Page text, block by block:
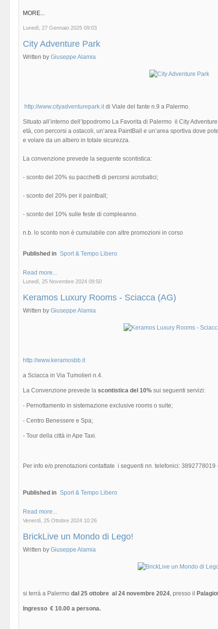
MORE...
Lunedì, 27 Gennaio 2025 09:03
City Adventure Park
Written by Giuseppe Alamia
http://www.cityadventurepark.itdi Viale del fante n.9 a Palermo.
Situato all’interno dell’Ippodromo La Favorita di Palermo il City
età, con percorsi a ostacoli, un’area PaintBall e un’area sportiva dove
e volare da un albero in totale sicurezza.
La convenzione prevede la seguente scontistica:
- sconto del 20% su pacchetti di percorsi acrobatici;
- sconto del 20% per il paintball;
- sconto del 10% sulle feste di compleanno.
n.b. lo sconto non è cumulabile con altre promozioni in corso
Published in Sport & Tempo Libero
Read more...
Lunedì, 25 Novembre 2024 09:50
Keramos Luxury Rooms - Sciacca (AG)
Written by Giuseppe Alamia
http://www.keramosbb.it
a Sciacca in Via Tumolieri n.4.
La Convenzione prevede la scontistica del 10% sui seguenti servizi:
- Pernottamento in sistemazione exclusive rooms o suite;
- Centro Benessere e Spa;
- Tour della città in Ape Taxi.
Per info e/o prenotazioni contattate i seguenti nn. telefonici: 3892778019
Published in Sport & Tempo Libero
Read more...
Venerdì, 25 Ottobre 2024 10:26
BrickLive un Mondo di Lego!
Written by Giuseppe Alamia
si terrà a Palermo dal 25 ottobre al 24 novembre 2024, presso il
Ingresso € 10.00 a persona.